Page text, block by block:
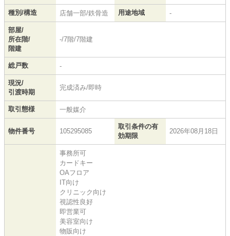
種別/構造 店舗一部/鉄骨造 用途地域 -
部屋/
所在階/
階建
-/7階/7階建
総戸数 -
現況/
引渡時期
完成済み/即時
取引態様 一般媒介
物件番号 105295085
取引条件の有
効期限
2026年08月18日
事務所可
カードキー
OAフロア
IT向け
クリニック向け
視認性良好
即営業可
美容室向け
物販向け